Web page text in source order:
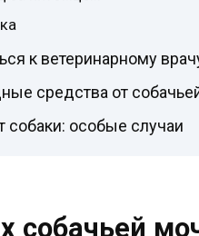
к ветеринарному
средства от
собаки: особые случаи
собачьей